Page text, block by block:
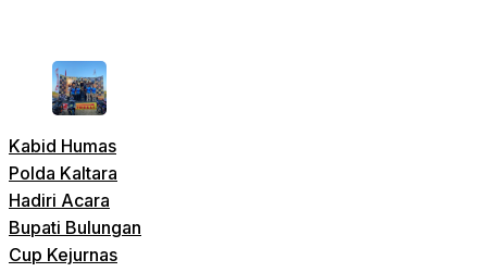
Kabid Humas
Polda Kaltara
Hadiri Acara
Bupati Bulungan
Cup Kejurnas